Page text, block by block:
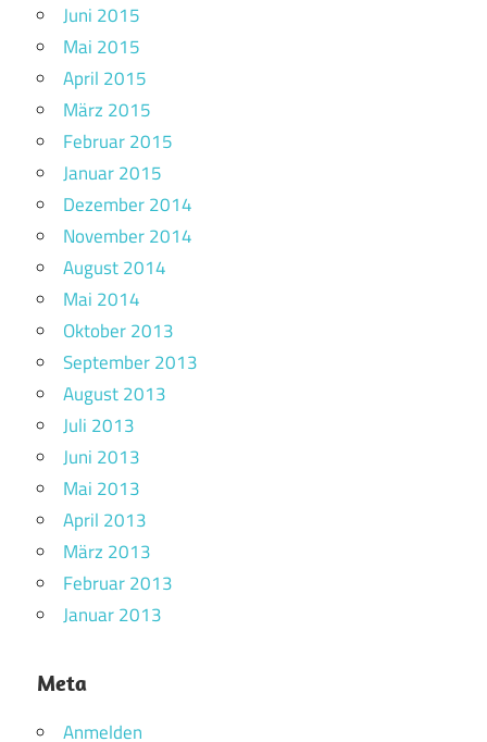
Juni 2015
Mai 2015
April 2015
März 2015
Februar 2015
Januar 2015
Dezember 2014
November 2014
August 2014
Mai 2014
Oktober 2013
September 2013
August 2013
Juli 2013
Juni 2013
Mai 2013
April 2013
März 2013
Februar 2013
Januar 2013
Meta
Anmelden